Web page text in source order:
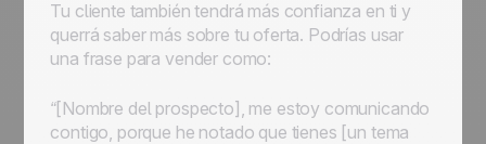
Tu cliente también tendrá más confianza en ti y
querrá saber más sobre tu oferta. Podrías usar
una frase para vender como:
“[Nombre del prospecto], me estoy comunicando
contigo, porque he notado que tienes [un tema